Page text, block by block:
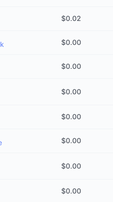
$0.02
$0.00
$0.00
$0.00
$0.00
$0.00
$0.00
$0.00